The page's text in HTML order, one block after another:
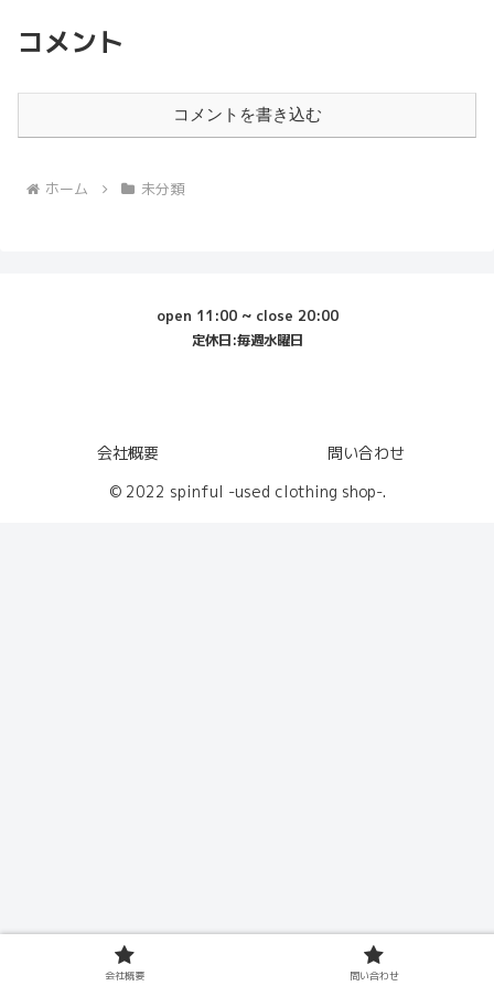
コメント
コメントを書き込む
ホーム 未分類
open 11:00 ~ close 20:00
定休日:毎週水曜日
会社概要
問い合わせ
© 2022 spinful -used clothing shop-.
会社概要 問い合わせ